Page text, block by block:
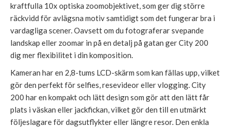
kraftfulla 10x optiska zoomobjektivet, som ger dig större
räckvidd för avlägsna motiv samtidigt som det fungerar bra i
vardagliga scener. Oavsett om du fotograferar svepande
landskap eller zoomar in på en detalj på gatan ger City 200
dig mer flexibilitet i din komposition.
Kameran har en 2,8-tums LCD-skärm som kan fällas upp, vilket
gör den perfekt för selfies, resevideor eller vlogging. City
200 har en kompakt och lätt design som gör att den lätt får
plats i väskan eller jackfickan, vilket gör den till en utmärkt
följeslagare för dagsutflykter eller längre resor. Den enkla